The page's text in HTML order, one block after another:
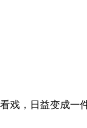
，日益变成一件